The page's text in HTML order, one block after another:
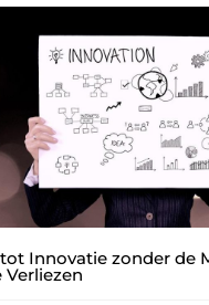
Innovatie zonder de